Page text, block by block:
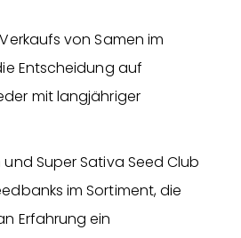
von Samen im
Entscheidung auf
mit langjähriger
Super Sativa Seed Club
im Sortiment, die
Erfahrung ein